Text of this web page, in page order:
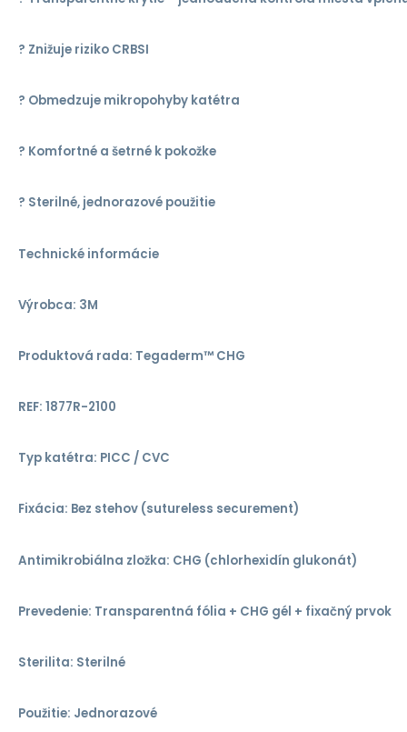
? Znižuje riziko CRBSI
? Obmedzuje mikropohyby katétra
? Komfortné a šetrné k pokožke
? Sterilné, jednorazové použitie
Technické informácie
Výrobca: 3M
Produktová rada: Tegaderm™ CHG
REF: 1877R-2100
Typ katétra: PICC / CVC
Fixácia: Bez stehov (sutureless securement)
Antimikrobiálna zložka: CHG (chlorhexidín glukonát)
Prevedenie: Transparentná fólia + CHG gél + fixačný prvok
Sterilita: Sterilné
Použitie: Jednorazové